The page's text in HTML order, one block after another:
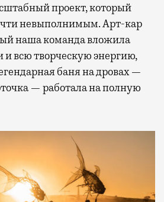
проект, который
невыполнимым. Арт-кар
наша команда вложила
и всю творческую энергию,
баня на дровах —
— работала на полную